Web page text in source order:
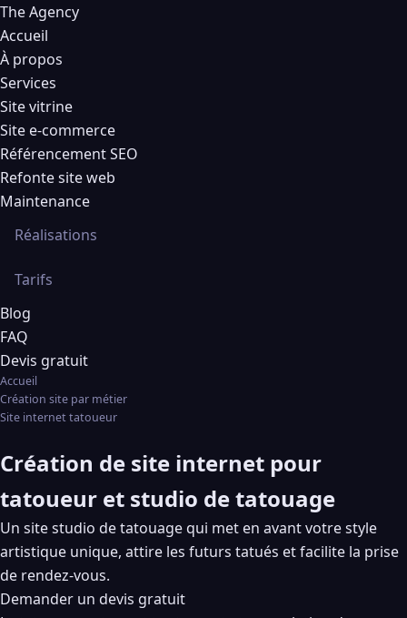
The Agency
Accueil
À propos
Services
Site vitrine
Site e-commerce
Référencement SEO
Refonte site web
Maintenance
Réalisations
Tarifs
Blog
FAQ
Devis gratuit
Accueil
Création site par métier
Site internet tatoueur
Création de site internet pour
tatoueur et studio de tatouage
Un site studio de tatouage qui met en avant votre style
artistique unique, attire les futurs tatués et facilite la prise
de rendez-vous.
Demander un devis gratuit